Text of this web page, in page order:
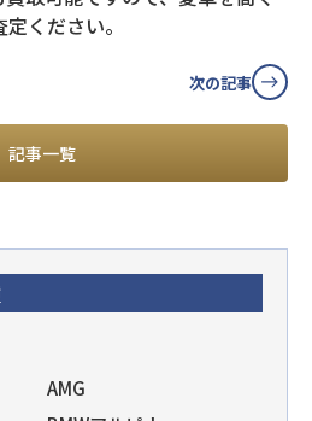
ください。
記事一覧
次の記事
AMG